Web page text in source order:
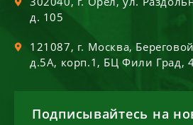
д. 105
121087, г. Москва,
д.5А, корп.1, БЦ Фили Град,
Подписывайтесь на